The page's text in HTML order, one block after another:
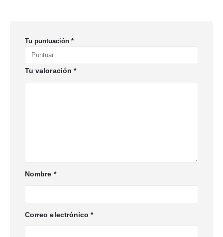
Tu puntuación *
Tu valoración *
Nombre *
Correo electrónico*